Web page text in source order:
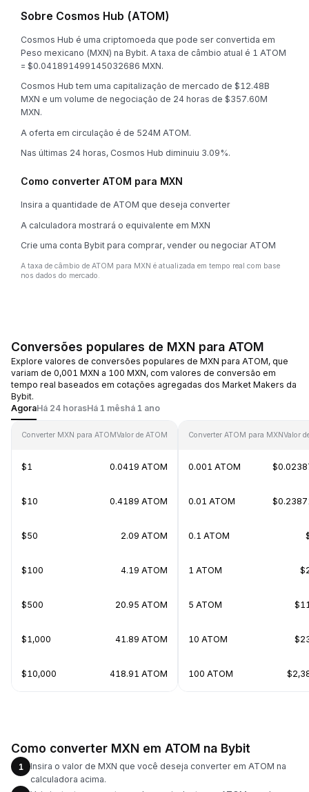
Sobre Cosmos Hub (ATOM)
Cosmos Hub é uma criptomoeda que pode ser convertida em
Peso mexicano (MXN) na Bybit. A taxa de câmbio atual é 1 ATOM
= $0.041891499145032686 MXN.
Cosmos Hub tem uma capitalização de mercado de $12.48B
MXN e um volume de negociação de 24 horas de $357.60M
MXN.
A oferta em circulação é de 524M ATOM.
Nas últimas 24 horas, Cosmos Hub diminuiu 3.09%.
Como converter ATOM para MXN
Insira a quantidade de ATOM que deseja converter
A calculadora mostrará o equivalente em MXN
Crie uma conta Bybit para comprar, vender ou negociar ATOM
A taxa de câmbio de ATOM para MXN é atualizada em tempo real com base
nos dados do mercado.
Conversões populares de MXN para ATOM
Explore valores de conversões populares de MXN para ATOM, que
variam de 0,001 MXN a 100 MXN, com valores de conversão em
tempo real baseados em cotações agregadas dos Market Makers da
Bybit.
AgoraHá 24 horasHá 1 mêshá 1 ano
Converter MXN para ATOMValor de ATOM
$1 0.0419 ATOM
$10 0.4189 ATOM
$50 2.09 ATOM
$100 4.19 ATOM
$500 20.95 ATOM
$1,000 41.89 ATOM
$10,000 418.91 ATOM
Converter ATOM para MXNValor
0.001 ATOM
0.01 ATOM
0.1 ATOM
1 ATOM
5 ATOM
10 ATOM
100 ATOM
Como converter MXN em ATOM na Bybit
1
Insira o valor de MXN que você deseja converter em ATOM na
calculadora acima.